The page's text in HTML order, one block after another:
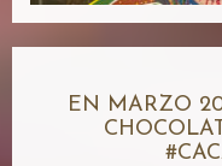
EN MARZO